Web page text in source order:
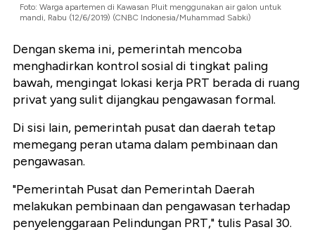
Foto: Warga apartemen di Kawasan Pluit menggunakan air galon untuk
mandi, Rabu (12/6/2019) (CNBC Indonesia/Muhammad Sabki)
Dengan skema ini, pemerintah mencoba
menghadirkan kontrol sosial di tingkat paling
bawah, mengingat lokasi kerja PRT berada di ruang
privat yang sulit dijangkau pengawasan formal.
Di sisi lain, pemerintah pusat dan daerah tetap
memegang peran utama dalam pembinaan dan
pengawasan.
"Pemerintah Pusat dan Pemerintah Daerah
melakukan pembinaan dan pengawasan terhadap
penyelenggaraan Pelindungan PRT," tulis Pasal 30.